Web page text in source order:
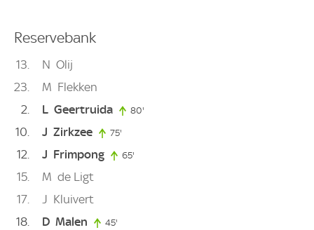
Reservebank
13 N Olij
23
M Flekken
2
L Geertruida 80'
10 J Zirkzee 75'
12 J Frimpong 65'
15 M de Ligt
17
J Kluivert
18
D Malen 45'